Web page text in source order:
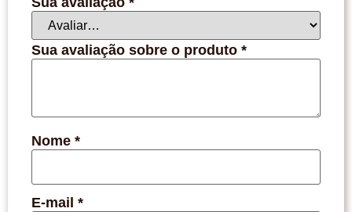
Sua avaliação sobre o produto *
Nome *
E-mail *